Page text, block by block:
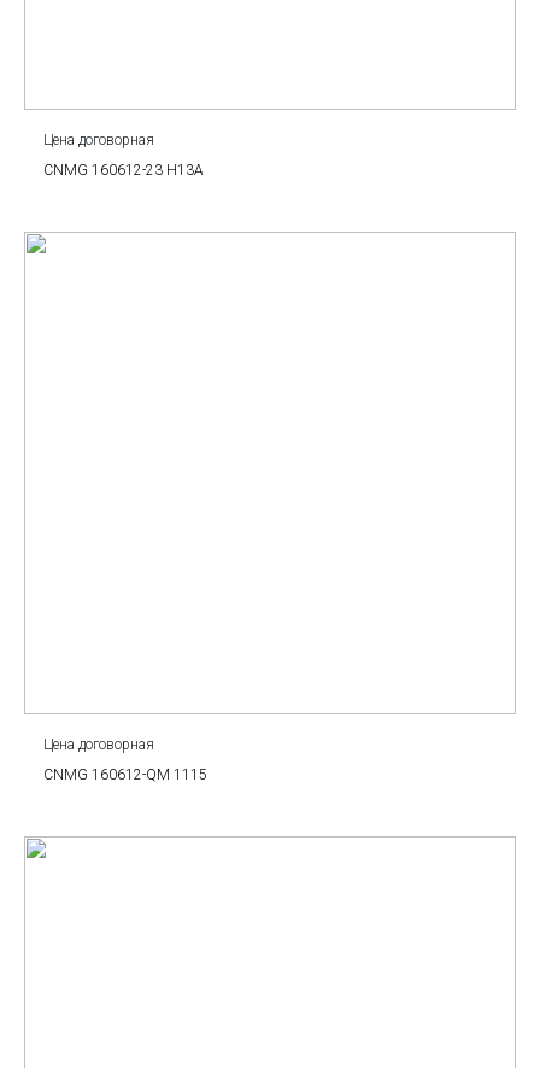
Цена договорная
CNMG 160612-23 H13A
Цена договорная
CNMG 160612-QM 1115